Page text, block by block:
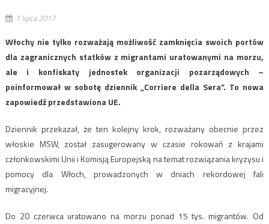
1 lipca 2017
Włochy nie tylko rozważają możliwość zamknięcia swoich portów
dla zagranicznych statków z migrantami uratowanymi na morzu,
ale i konfiskaty jednostek organizacji pozarządowych –
poinformował w sobotę dziennik „Corriere della Sera”. To nowa
zapowiedź przedstawiona UE.
Dziennik przekazał, że ten kolejny krok, rozważany obecnie przez
włoskie MSW, został zasugerowany w czasie rokowań z krajami
członkowskimi Unii i Komisją Europejską na temat rozwiązania kryzysu i
pomocy dla Włoch, prowadzonych w dniach rekordowej fali
migracyjnej.
Do 20 czerwca uratowano na morzu ponad 15 tys. migrantów. Od